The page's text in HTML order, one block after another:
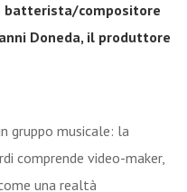
batterista/compositore
Doneda, il produttore
gruppo musicale: la
comprende video-maker,
una realtà